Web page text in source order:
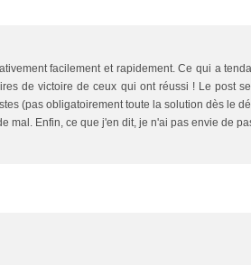
facilement et rapidement. Ce qui a
de victoire de ceux qui ont réussi ! Le post
(pas obligatoirement toute la solution dès le
mal. Enfin, ce que j'en dit, je n'ai pas envie de